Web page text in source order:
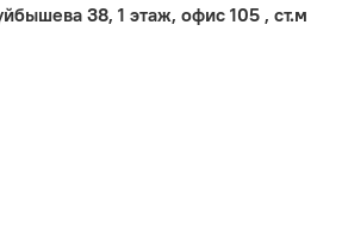
38, 1 этаж, офис 105 , ст.м